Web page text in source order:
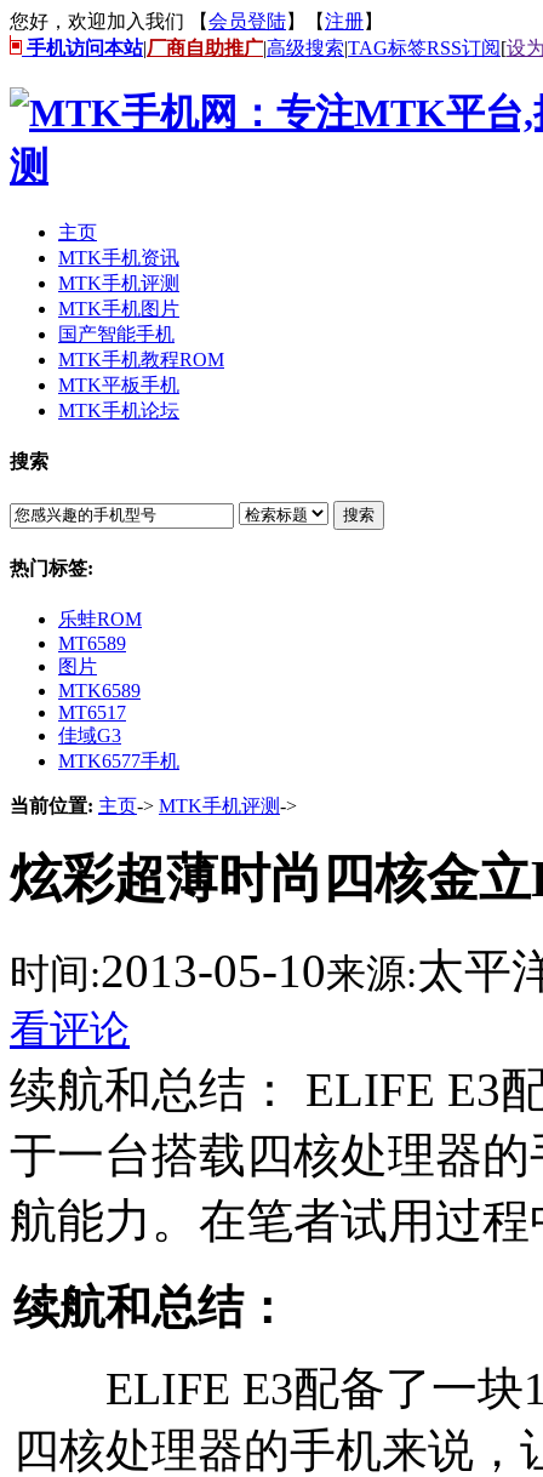
您好，欢迎加入我们 【会员登陆】【注册】
手机访问本站|厂商自助推广|高级搜索|TAG标签RSS订阅[设
主页
MTK手机资讯
MTK手机评测
MTK手机图片
国产智能手机
MTK手机教程ROM
MTK平板手机
MTK手机论坛
搜索
搜索
热门标签:
乐蛙ROM
MT6589
图片
MTK6589
MT6517
佳域G3
MTK6577手机
当前位置: 主页-> MTK手机评测->
炫彩超薄时尚四核金
时间:2013-05-10来源:太平
看评论
续航和总结： ELIFE E3
于一台搭载四核处理器
航能力。在笔者试用过
续航和总结：
ELIFE E3配备了一块
四核处理器的手机来说